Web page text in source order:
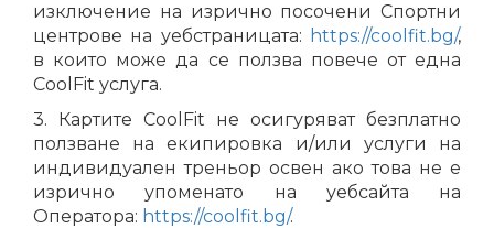
изключение на изрично посочени Спортни
центрове на уебстраницата: https://coolfit.bg/,
в които може да се ползва повече от една
CoolFit услуга.
3. Картите CoolFit не осигуряват безплатно
ползване на екипировка и/или услуги на
индивидуален треньор освен ако това не е
изрично упоменато на уебсайта на
Оператора: https://coolfit.bg/.